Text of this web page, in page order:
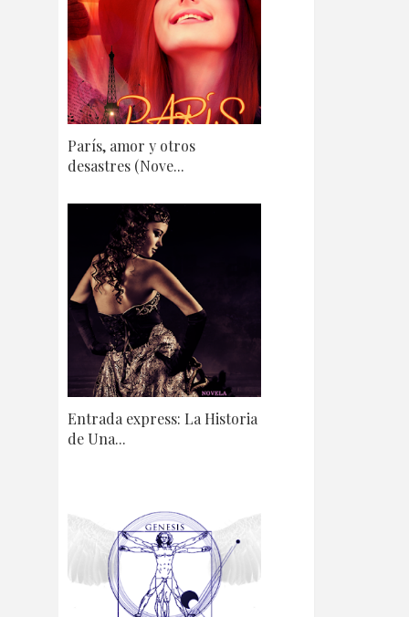
París, amor y otros
desastres (Nove...
Entrada express: La Historia
de Una...